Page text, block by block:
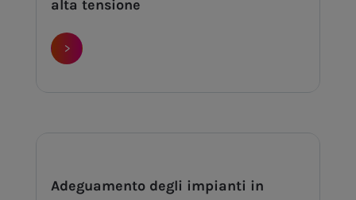
alta tensione
>
Adeguamento degli impianti in